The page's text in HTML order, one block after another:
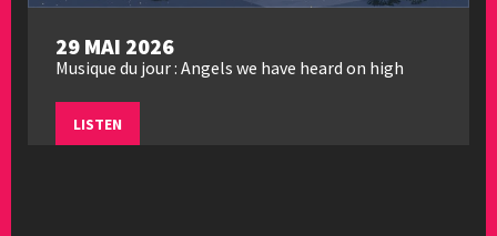
29 MAI 2026
Musique du jour : Angels we have heard on high
LISTEN